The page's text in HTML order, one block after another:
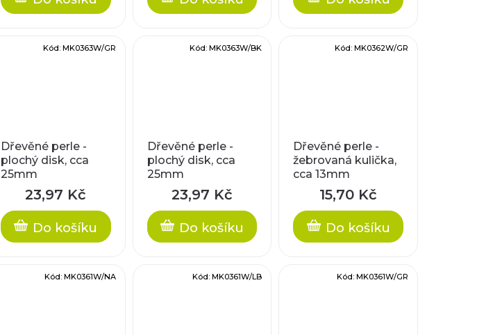
Dřevěné perle -
plochý disk, cca
25mm
23,97 Kč
Do košíku
Kód: MK0363W/GR
Dřevěné perle -
plochý disk, cca
25mm
23,97 Kč
Do košíku
Kód:MK0363W/BK
Dřevěné perle -
žebrovaná kulička,
cca 13mm
15,70 Kč
Do košíku
Kód: MK0362W/GR
Kód: MK0361W/NA Kód:MK0361W/LB Kód: MK0361W/GR